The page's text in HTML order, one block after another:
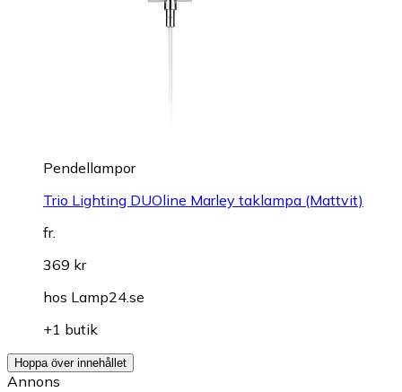
Pendellampor
Trio Lighting DUOline Marley taklampa (Mattvit)
fr.
369 kr
hos Lamp24.se
+1 butik
Hoppa över innehållet
Annons